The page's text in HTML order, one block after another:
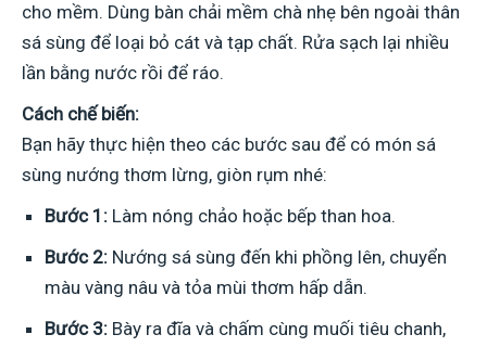
cho mềm. Dùng bàn chải mềm chà nhẹ bên ngoài thân
sá sùng để loại bỏ cát và tạp chất. Rửa sạch lại nhiều
lần bằng nước rồi để ráo.
Cách chế biến:
Bạn hãy thực hiện theo các bước sau để có món sá
sùng nướng thơm lừng, giòn rụm nhé:
Bước 1: Làm nóng chảo hoặc bếp than hoa.
Bước 2: Nướng sá sùng đến khi phồng lên, chuyển
màu vàng nâu và tỏa mùi thơm hấp dẫn.
Bước 3: Bày ra đĩa và chấm cùng muối tiêu chanh,